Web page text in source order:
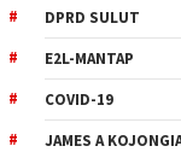
DPRD SULUT
E2L-MANTAP
COVID-19
JAMES A